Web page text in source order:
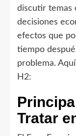
discutir temas
decisiones
efectos que
tiempo
problema.
H2:
Tratar